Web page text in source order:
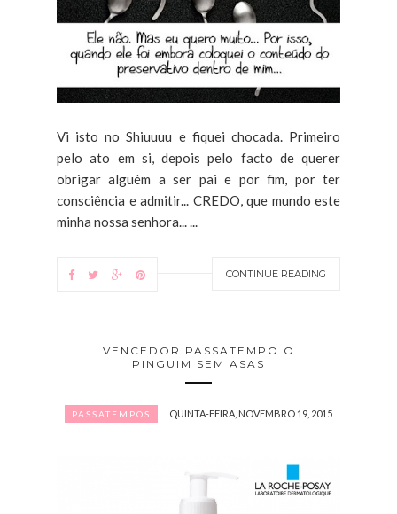
Vi isto no Shiuuuu e fiquei chocada. Primeiro
pelo ato em si, depois pelo facto de querer
obrigar alguém a ser pai e por fim, por ter
consciência e admitir... CREDO, que mundo este
minha nossa senhora... ...
CONTINUE READING
VENCEDOR PASSATEMPO O
PINGUIM SEM ASAS
PASSATEMPOS QUINTA-FEIRA, NOVEMBRO 19, 2015